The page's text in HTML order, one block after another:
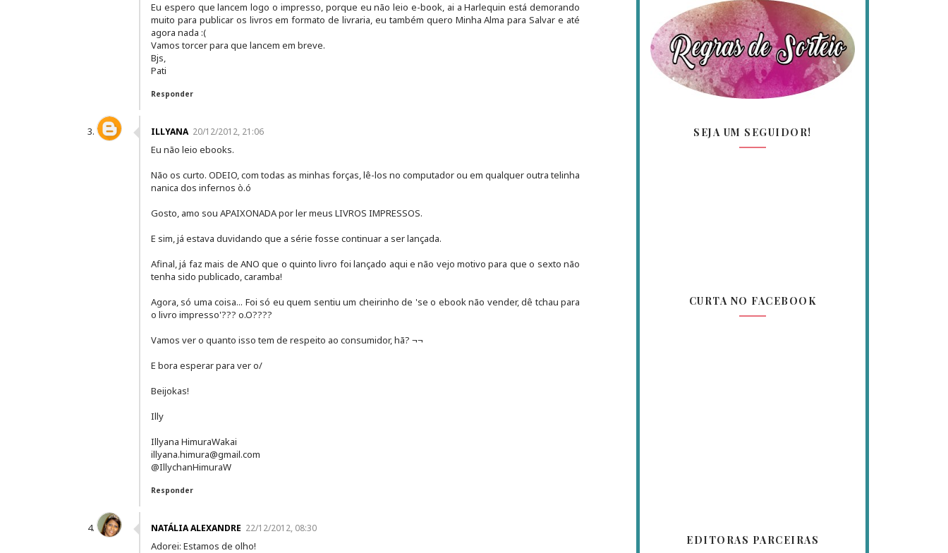
Eu espero que lancem logo o impresso, porque eu não leio e-book, ai a Harlequin está demorando
muito para publicar os livros em formato de livraria, eu também quero Minha Alma para Salvar e até
agora nada :(
Vamos torcer para que lancem em breve.
Bjs,
Pati
Responder
ILLYANA 20/12/2012, 21:06
Eu não leio ebooks.
Não os curto. ODEIO, com todas as minhas forças, lê-los no computador ou em qualquer outra telinha
nanica dos infernos ò.ó
Gosto, amo sou APAIXONADA por ler meus LIVROS IMPRESSOS.
E sim, já estava duvidando que a série fosse continuar a ser lançada.
Afinal, já faz mais de ANO que o quinto livro foi lançado aqui e não vejo motivo para que o sexto não
tenha sido publicado, caramba!
Agora, só uma coisa... Foi só eu quem sentiu um cheirinho de 'se o ebook não vender, dê tchau para
o livro impresso'??? o.O????
Vamos ver o quanto isso tem de respeito ao consumidor, hã? ¬¬
E bora esperar para ver o/
Beijokas!
Illy
Illyana HimuraWakai
illyana.himura@gmail.com
@IllychanHimuraW
Responder
NATÁLIA ALEXANDRE 22/12/2012, 08:30
Adorei: Estamos de olho!
SEJA UM SEGUIDOR!
CURTA NO FACEBOOK
EDITORAS PARCEIRAS